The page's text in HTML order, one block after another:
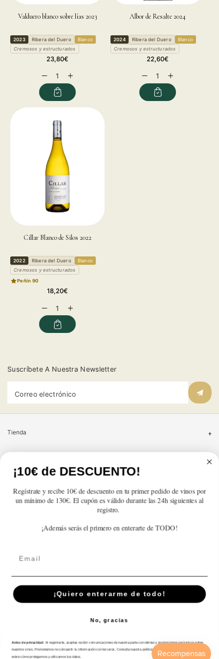
Valduero blanco sobre lías 2023
2023 Ribera del Duero
Blanco
Cremosos y estructurados
Precio
23,80€
Reducir
cantidad
para
Aumentar
cantidad
para
Albor de Resalte 2024
2024 Ribera del Duero
Blanco
Cremosos y estructurados
Precio
22,60€
Reducir
cantidad
para
Aumentar
cantidad
para
Cillar Blanco de Silos 2022
2022 Ribera del Duero
Blanco
Cremosos y estructurados
Peñín 90
Precio
18,20€
Reducir
cantidad
para
Aumentar
cantidad
para
Suscríbete A Nuestra Newsletter
Correo electrónico
Tienda
Información
© 2026,En Copa de Balón -
Disfruta con responsabilidad · No se vende alcohol a menores de 18 años ·
Formas
pago
¡10€ de DESCUENTO!
Regístrate y recibe 10€ de descuento en tu primer pedido de vinos por
un mínimo de 130€. El cupón es válido durante las 24h siguientes al
registro.
¡Además serás el primero en enterarte de TODO!
¡Quiero enterarme de todo!
No, gracias
Aviso de privacidad: Al registrarte, aceptas recibir comunicaciones de nuestra parte con ofertas y promociones exclusivas sobre
nuestros vinos. Prometemos no compartir tu información con terceros. Consulta nuestra política de privacidad para más detalles
sobre cómo protegemos y utilizamos tus datos.